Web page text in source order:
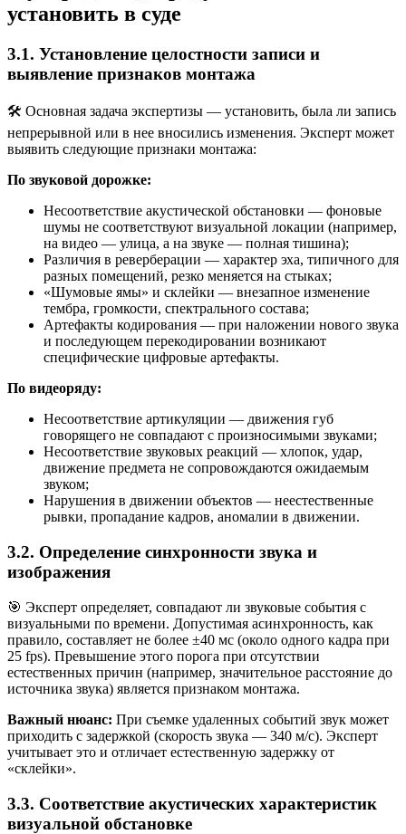
установить в суде
3.1. Установление целостности записи и
выявление признаков монтажа
🛠️ Основная задача экспертизы — установить, была ли запись
непрерывной или в нее вносились изменения. Эксперт может
выявить следующие признаки монтажа:
По звуковой дорожке:
Несоответствие акустической обстановки — фоновые
шумы не соответствуют визуальной локации (например,
на видео — улица, а на звуке — полная тишина);
Различия в реверберации — характер эха, типичного для
разных помещений, резко меняется на стыках;
«Шумовые ямы» и склейки — внезапное изменение
тембра, громкости, спектрального состава;
Артефакты кодирования — при наложении нового звука
и последующем перекодировании возникают
специфические цифровые артефакты.
По видеоряду:
Несоответствие артикуляции — движения губ
говорящего не совпадают с произносимыми звуками;
Несоответствие звуковых реакций — хлопок, удар,
движение предмета не сопровождаются ожидаемым
звуком;
Нарушения в движении объектов — неестественные
рывки, пропадание кадров, аномалии в движении.
3.2. Определение синхронности звука и
изображения
🎯 Эксперт определяет, совпадают ли звуковые события с
визуальными по времени. Допустимая асинхронность, как
правило, составляет не более ±40 мс (около одного кадра при
25 fps). Превышение этого порога при отсутствии
естественных причин (например, значительное расстояние до
источника звука) является признаком монтажа.
Важный нюанс: При съемке удаленных событий звук может
приходить с задержкой (скорость звука — 340 м/с). Эксперт
учитывает это и отличает естественную задержку от
«склейки».
3.3. Соответствие акустических характеристик
визуальной обстановке